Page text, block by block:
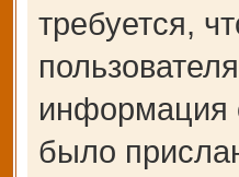
требуется,
информация
было